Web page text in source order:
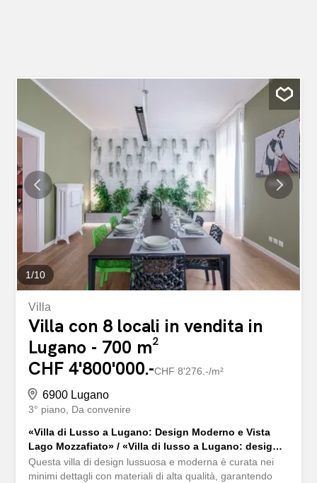
1/10
Villa
Villa con 8 locali in vendita in
Lugano - 700 m²
CHF 4'800'000.-CHF 8'276.-/m²
6900 Lugano
3° piano
Da convenire
«Villa di Lusso a Lugano: Design Moderno e Vista
Lago Mozzafiato» / «Villa di lusso a Lugano: design
moderno e vista lago mozzafiato»
Questa villa di design lussuosa e moderna è curata nei
minimi dettagli con materiali di alta qualità, garantendo